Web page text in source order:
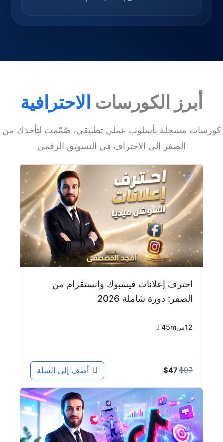
أبرز الكورسات الاحترافية
كورسات مسجلة بأسلوب عملي تطبيقي، صُمّمت لتأخذك من
الصفر إلى الاحتراف في التسويق الرقمي
احترف إعلانات فيسبوك وانستقرام من
الصفر: دورة شاملة 2026
12س45m
$97
السعر
$97.
$47 السعر
$47.
أضف إلى السلة